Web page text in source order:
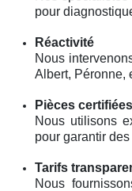
pour
Réactivité
Nous
Albert, Péronne,
Pièces certifiées
Nous utilisons
pour garantir
Tarifs
Nous